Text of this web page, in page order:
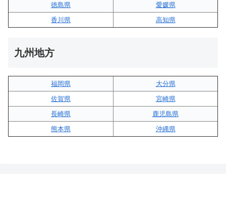
徳島県
愛媛県
香川県
高知県
九州地方
福岡県
大分県
佐賀県
宮崎県
長崎県
鹿児島県
熊本県
沖縄県